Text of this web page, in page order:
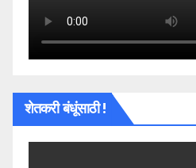
शेतकरी बंधूंसाठी !